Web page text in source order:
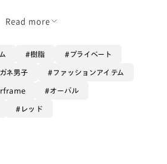
一本です！
是非ご着用いただきたい
ームが好きな方、
！
Read more
樹脂 プライベート
ネ男子 ファッションアイテム
オーバル
レッド